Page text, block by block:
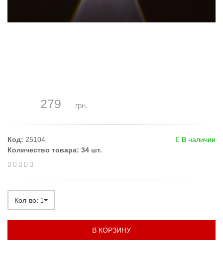
279 грн.
В наличии
Код: 25104
Количество товара: 34 шт.
Кол-во: 1
В КОРЗИНУ